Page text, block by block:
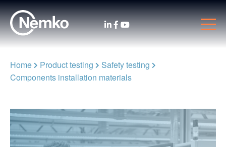
Home Product testing
Safety testing
Components installation materials